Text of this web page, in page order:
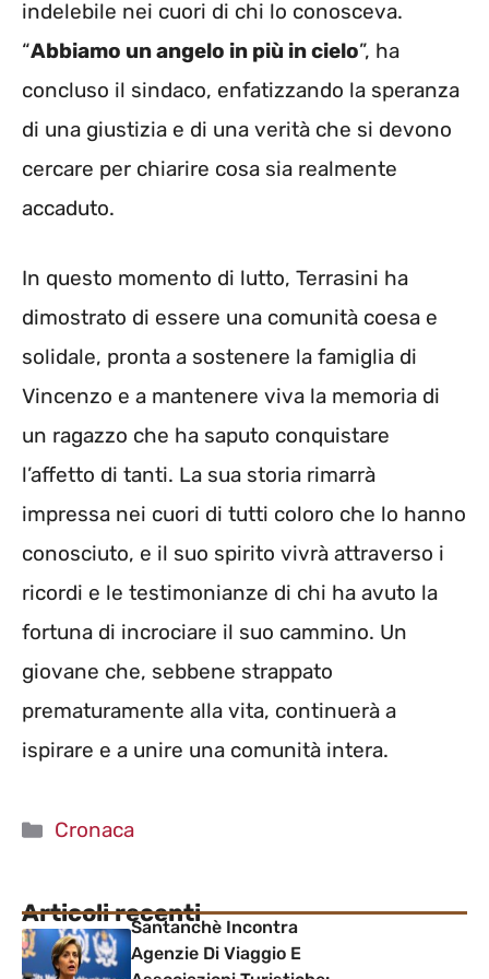
indelebile nei cuori di chi lo conosceva.
“Abbiamo un angelo in più in cielo”, ha
concluso il sindaco, enfatizzando la speranza
di una giustizia e di una verità che si devono
cercare per chiarire cosa sia realmente
accaduto.
In questo momento di lutto, Terrasini ha
dimostrato di essere una comunità coesa e
solidale, pronta a sostenere la famiglia di
Vincenzo e a mantenere viva la memoria di
un ragazzo che ha saputo conquistare
l’affetto di tanti. La sua storia rimarrà
impressa nei cuori di tutti coloro che lo hanno
conosciuto, e il suo spirito vivrà attraverso i
ricordi e le testimonianze di chi ha avuto la
fortuna di incrociare il suo cammino. Un
giovane che, sebbene strappato
prematuramente alla vita, continuerà a
ispirare e a unire una comunità intera.
Categorie
Cronaca
Articoli recentiSantanchè Incontra
Agenzie Di Viaggio E